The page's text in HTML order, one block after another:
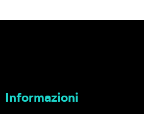
Informazioni